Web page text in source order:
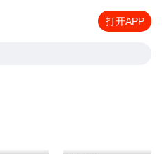
打开APP